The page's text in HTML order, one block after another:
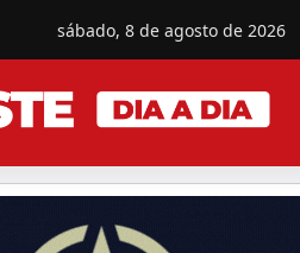
sábado, 8 de agosto de 2026